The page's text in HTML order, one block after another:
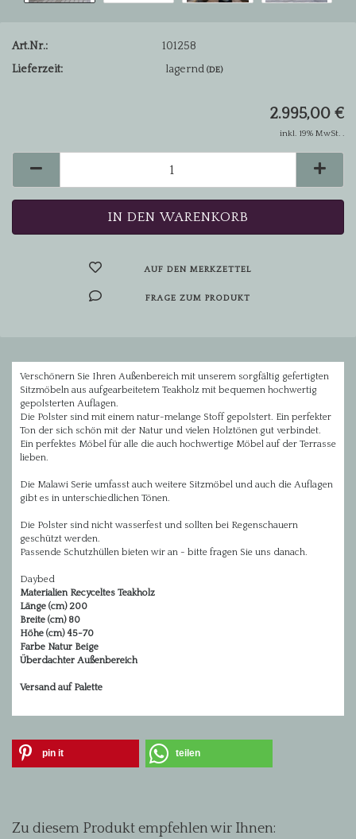
Art.Nr.:
101258
Lieferzeit:
lagernd(DE)
2.995,00 €
inkl. 19% MwSt. .
AUF DEN MERKZETTEL
FRAGE ZUM PRODUKT
Verschönern Sie Ihren Außenbereich mit unserem sorgfältig gefertigten
Sitzmöbeln aus aufgearbeitetem Teakholz mit bequemen hochwertig
gepolsterten Auflagen.
Die Polster sind mit einem natur-melange Stoff gepolstert. Ein perfekter
Ton der sich schön mit der Natur und vielen Holztönen gut verbindet.
Ein perfektes Möbel für alle die auch hochwertige Möbel auf der Terrasse
lieben.
Die Malawi Serie umfasst auch weitere Sitzmöbel und auch die Auflagen
gibt es in unterschiedlichen Tönen.
Die Polster sind nicht wasserfest und sollten bei Regenschauern
geschützt werden.
Passende Schutzhüllen bieten wir an - bitte fragen Sie uns danach.
Daybed
Materialien Recyceltes Teakholz
Länge (cm) 200
Breite (cm) 80
Höhe (cm) 45-70
Farbe Natur Beige
Überdachter Außenbereich
Versand auf Palette
pin it teilen
Zu diesem Produkt empfehlen wir Ihnen: